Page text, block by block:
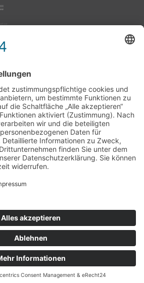
nach oben
Impressum|Datenschutz
Ihnen gefällt, was Sie lesen?
Dann teilen Sie es mit anderen!
X